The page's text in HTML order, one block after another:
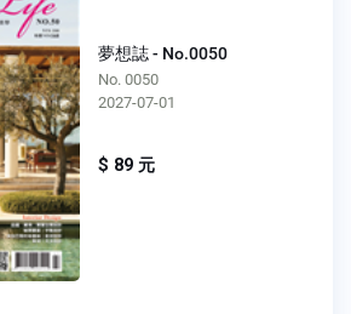
夢想誌 - No.0050
No. 0050
2027-07-01
$ 89 元